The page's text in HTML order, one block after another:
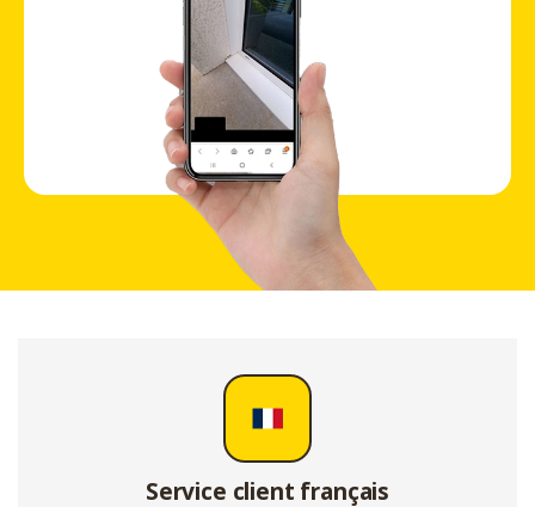
Service client français